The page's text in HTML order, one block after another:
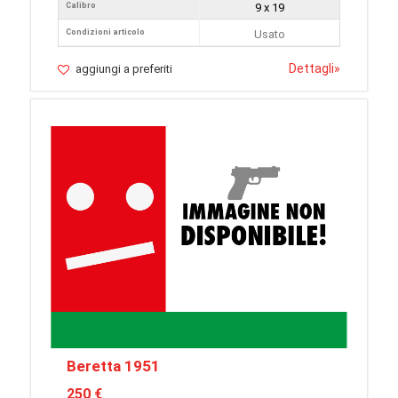
Calibro
Condizioni articolo
9 x 19
Usato
aggiungi a preferiti Dettagli»
Beretta 1951
250 €